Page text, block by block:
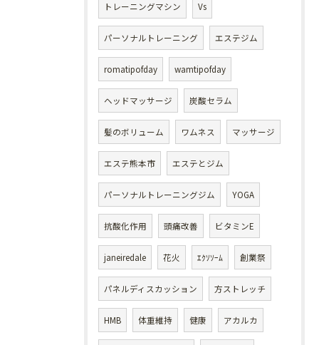
トレーニングマシン Vs
パーソナルトレーニング エステジム
romatipofday wamtipofday
ヘッドマッサージ 炭酸セラム
髪のボリューム ワムネス マッサージ
エステ熊本市 エステとジム
パーソナルトレーニングジム YOGA
抗酸化作用 頭痛改善 ビタミンE
janeiredale 花火 ｴｸｿｿｰﾑ 創業祭
パネルディスカッション 方ストレッチ
HMB 体重維持 健康 アカルカ